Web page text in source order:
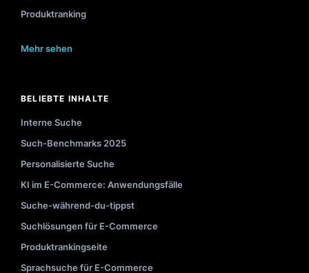
Produktranking
Mehr sehen
BELIEBTE INHALTE
Interne Suche
Such-Benchmarks 2025
Personalisierte Suche
KI im E-Commerce: Anwendungsfälle
Suche-während-du-tippst
Suchlösungen für E-Commerce
Produktrankingseite
Sprachsuche für E-Commerce